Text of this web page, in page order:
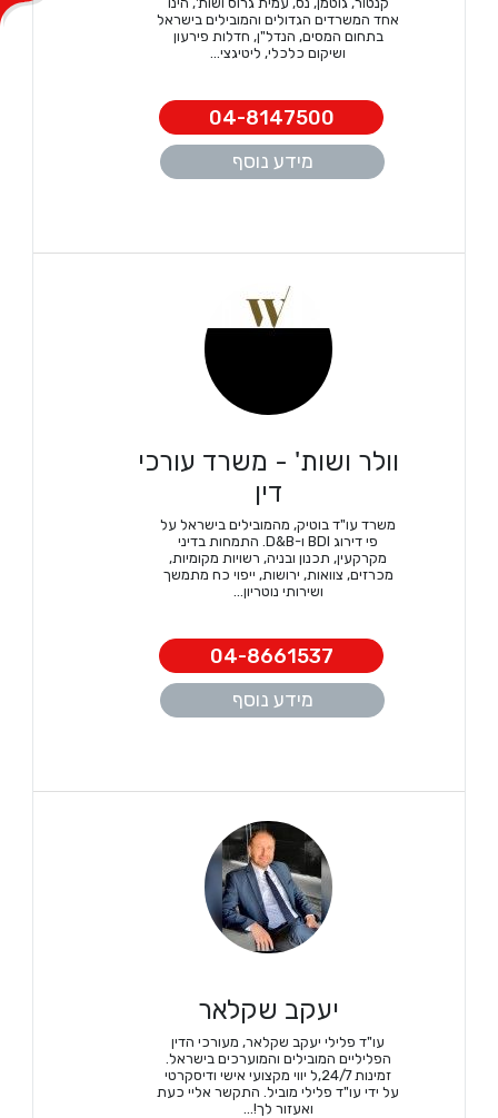
אחד המשרדים הגדולים והמובילים בישראל
בתחום המסים, הנדל"ן, חדלות פירעון
ושיקום כלכלי, ליטיגצי...
04-8147500
מידע נוסף
וולר ושות' - משרד עורכי
דין
משרד עו"ד בוטיק, מהמובילים בישראל על
פי דירוג BDI ו-D&B. התמחות בדיני
מקרקעין, תכנון ובניה, רשויות מקומיות,
מכרזים, צוואות, ירושות, ייפוי כח מתמשך
ושירותי נוטריון...
04-8661537
מידע נוסף
יעקב שקלאר
עו"ד פלילי יעקב שקלאר, מעורכי הדין
הפליליים המובילים והמוערכים בישראל.
זמינות 24/7,ל יווי מקצועי אישי ודיסקרטי
על ידי עו"ד פלילי מוביל. התקשר אליי כעת
ואעזור לך!...